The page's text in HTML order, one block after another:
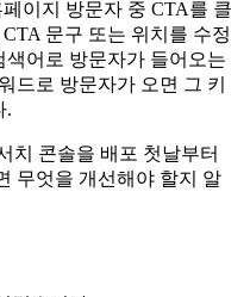
페이지 방문자 중 CTA를 클
문구 또는 위치를 수정
색어로 방문자가 들어오는
드로 방문자가 오면 그 키
.
치 콘솔을 배포 첫날부터
무엇을 개선해야 할지 알